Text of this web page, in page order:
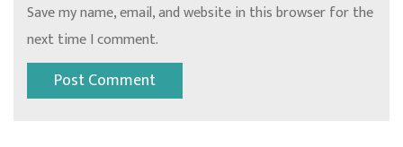
Save my name, email, and website in this browser for the
next time I comment.